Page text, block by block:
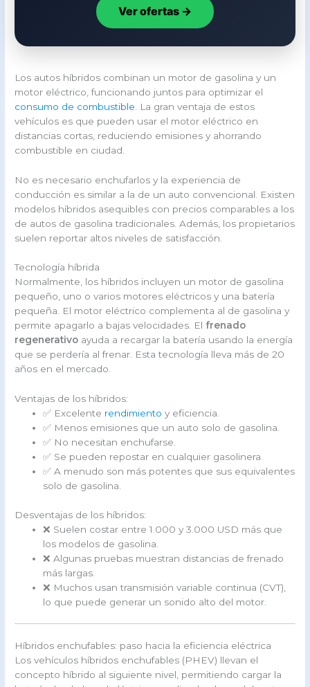
Ver ofertas →
Los autos híbridos combinan un motor de gasolina y un
motor eléctrico, funcionando juntos para optimizar el
consumo de combustible . La gran ventaja de estos
vehículos es que pueden usar el motor eléctrico en
distancias cortas, reduciendo emisiones y ahorrando
combustible en ciudad.
No es necesario enchufarlos y la experiencia de
conducción es similar a la de un auto convencional. Existen
modelos híbridos asequibles con precios comparables a los
de autos de gasolina tradicionales. Además, los propietarios
suelen reportar altos niveles de satisfacción.
Tecnología híbrida
Normalmente, los híbridos incluyen un motor de gasolina
pequeño, uno o varios motores eléctricos y una batería
pequeña. El motor eléctrico complementa al de gasolina y
permite apagarlo a bajas velocidades. El frenado
regenerativo ayuda a recargar la batería usando la energía
que se perdería al frenar. Esta tecnología lleva más de 20
años en el mercado.
Ventajas de los híbridos:
✅ Excelente rendimiento y eficiencia.
✅ Menos emisiones que un auto solo de gasolina.
✅ No necesitan enchufarse.
✅ Se pueden repostar en cualquier gasolinera.
✅ A menudo son más potentes que sus equivalentes
solo de gasolina.
Desventajas de los híbridos:
❌ Suelen costar entre 1.000 y 3.000 USD más que
los modelos de gasolina.
❌ Algunas pruebas muestran distancias de frenado
más largas.
❌ Muchos usan transmisión variable continua (CVT),
lo que puede generar un sonido alto del motor.
Híbridos enchufables: paso hacia la eficiencia eléctrica
Los vehículos híbridos enchufables (PHEV) llevan el
concepto híbrido al siguiente nivel, permitiendo cargar la